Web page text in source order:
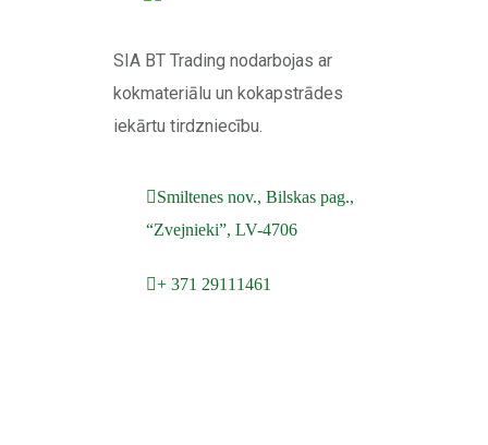
SIA BT Trading nodarbojas ar
kokmateriālu un kokapstrādes
iekārtu tirdzniecību.
Smiltenes nov., Bilskas pag.,
“Zvejnieki”, LV-4706
+ 371 29111461